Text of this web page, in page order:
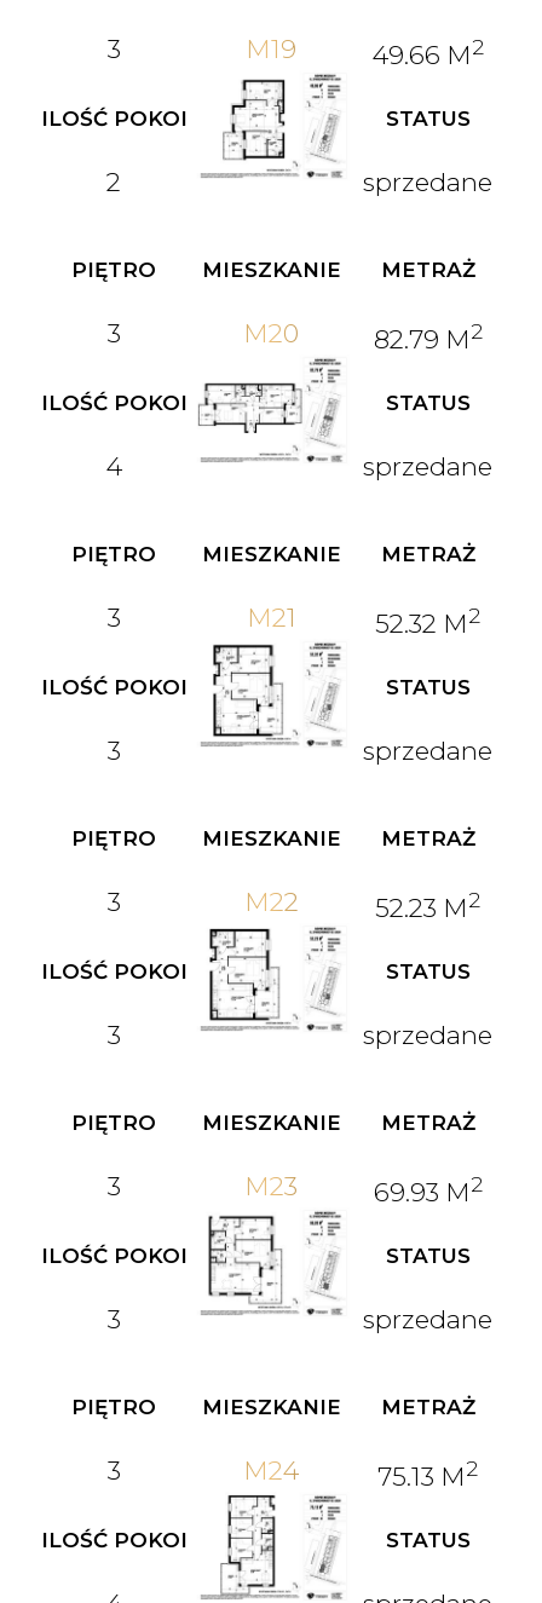
3 M19 49.66 M2
ILOŚĆ POKOI
2
STATUS
sprzedane
PIĘTRO
3
MIESZKANIE
M20
METRAŻ
82.79 M2
ILOŚĆ POKOI
4
STATUS
sprzedane
PIĘTRO
3
MIESZKANIE
M21
METRAŻ
52.32 M2
ILOŚĆ POKOI
3
STATUS
sprzedane
PIĘTRO
3
MIESZKANIE
M22
METRAŻ
52.23 M2
ILOŚĆ POKOI
3
STATUS
sprzedane
PIĘTRO
3
MIESZKANIE
M23
METRAŻ
69.93 M2
ILOŚĆ POKOI
3
STATUS
sprzedane
PIĘTRO
3
MIESZKANIE
M24
METRAŻ
75.13 M2
ILOŚĆ POKOI STATUS